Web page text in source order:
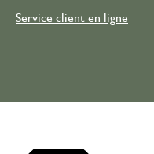
Service client en ligne